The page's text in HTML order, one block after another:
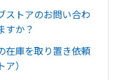
ストアのお問い合わ
すか？
在庫を取り置き依頼
）